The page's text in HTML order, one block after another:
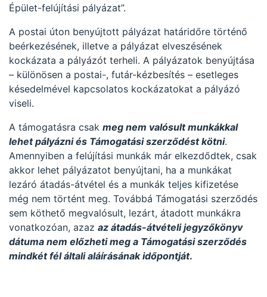
Épület-felújítási pályázat”.
A postai úton benyújtott pályázat határidőre történő
beérkezésének, illetve a pályázat elveszésének
kockázata a pályázót terheli. A pályázatok benyújtása
– különösen a postai-, futár-kézbesítés – esetleges
késedelmével kapcsolatos kockázatokat a pályázó
viseli.
A támogatásra csak meg nem valósult munkákkal
lehet pályázni és Támogatási szerződést kötni.
Amennyiben a felújítási munkák már elkezdődtek, csak
akkor lehet pályázatot benyújtani, ha a munkákat
lezáró átadás-átvétel és a munkák teljes kifizetése
még nem történt meg. Továbbá Támogatási szerződés
sem köthető megvalósult, lezárt, átadott munkákra
vonatkozóan, azaz az átadás-átvételi jegyzőkönyv
dátuma nem előzheti meg a Támogatási szerződés
mindkét fél általi aláírásának időpontját.